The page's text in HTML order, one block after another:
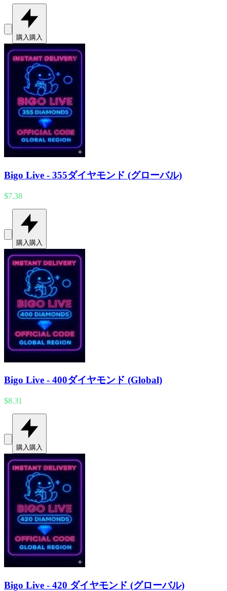
購入購入
Bigo Live - 355ダイヤモンド (グローバル)
$7.38
購入 購入
Bigo Live - 400ダイヤモンド (Global)
$8.31
購入購入
Bigo Live - 420 ダイヤモンド (グローバル)